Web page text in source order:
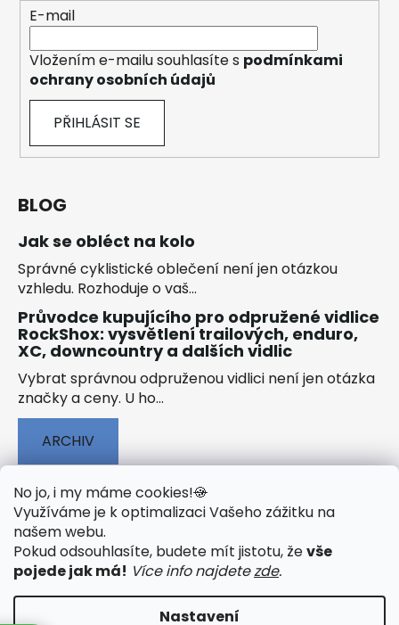
No jo, i my máme cookies!🍪
Využíváme je k optimalizaci Vašeho zážitku na
našem webu.
Pokud odsouhlasíte, budete mít jistotu, ževše
pojede jak má! Více info najdetezde.
Nastavení
E-mail
Vložením e-mailu souhlasíte s podmínkami
ochrany osobních údajů
PŘIHLÁSIT SE
BLOG
Jak se obléct na kolo
Správné cyklistické oblečení není jen otázkou
vzhledu. Rozhoduje o vaš...
Průvodce kupujícího pro odpružené vidlice
RockShox: vysvětlení trailových, enduro,
XC, downcountry a dalších vidlic
Vybrat správnou odpruženou vidlici není jen otázka
značky a ceny. U ho...
ARCHIV
🟢 TECHNOLOGIE
🟢 O ELEKTROKOLECH
🟢 NÁVODY KE STAŽENÍ